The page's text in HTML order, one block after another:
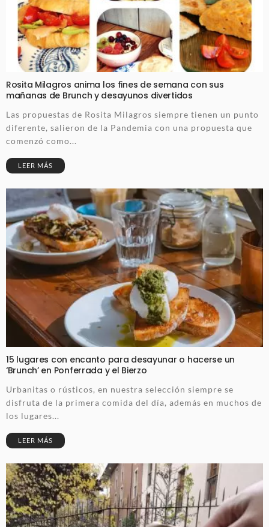
Rosita Milagros anima los fines de semana con sus
mañanas de Brunch y desayunos divertidos
Las propuestas de Rosita Milagros siempre tienen un punto
diferente, salieron de la Pandemia con una propuesta que
comenzó como...
LEER MÁS
15 lugares con encanto para desayunar o hacerse un
‘Brunch’ en Ponferrada y el Bierzo
Urbanitas o rústicos, en nuestra selección siempre se
disfruta de la primera comida del día, además en muchos de
los lugares...
LEER MÁS